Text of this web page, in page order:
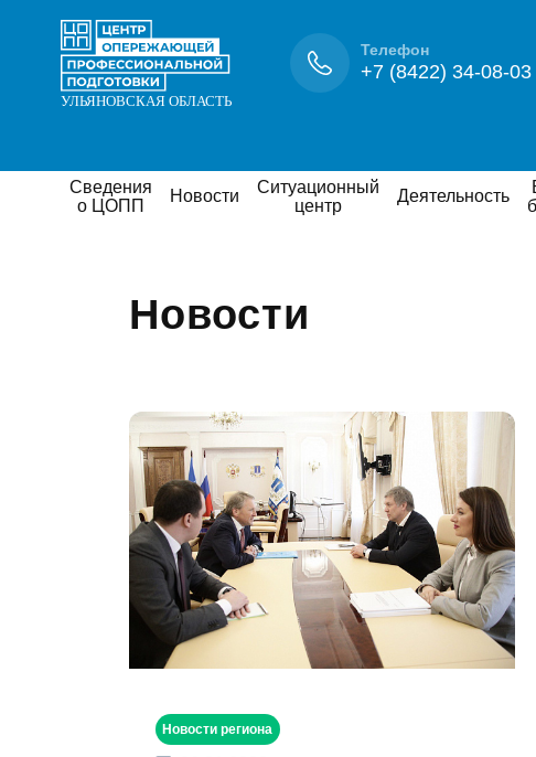
Телефон
+7 (8422) 34-08-03
Сведения
о ЦОПП
Новости
Ситуационный
центр
Деятельность
Новости
Новости региона